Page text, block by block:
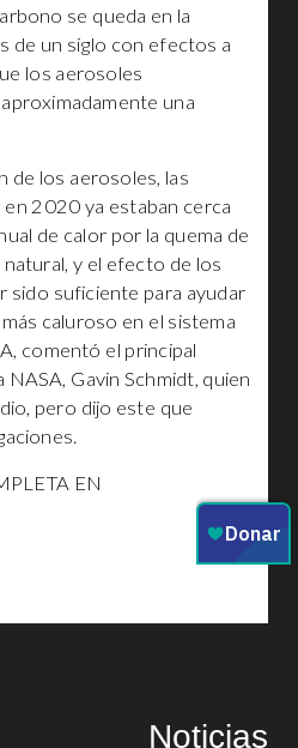
se queda en la
de un siglo con efectos a
los aerosoles
una
de los aerosoles, las
2020 ya estaban cerca
de calor por la quema de
y el efecto de los
sido suficiente para ayudar
caluroso en el sistema
comentó el principal
Gavin Schmidt, quien
pero dijo este que
EN
Noticias